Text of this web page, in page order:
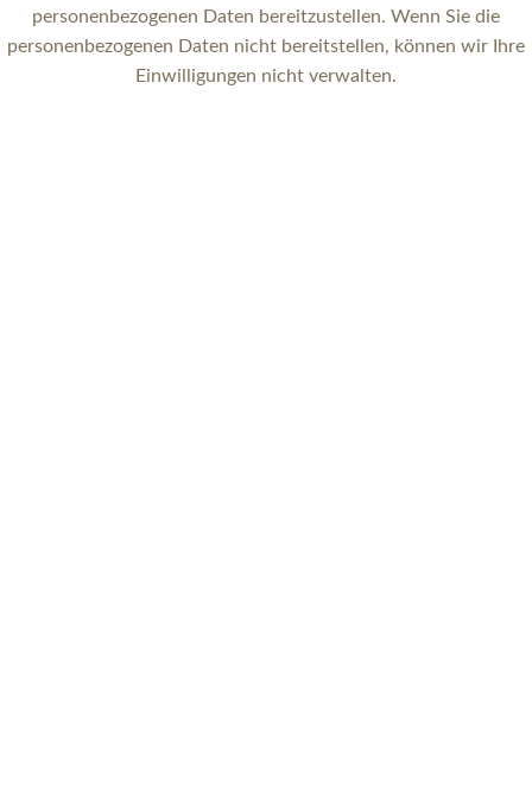
personenbezogenen Daten bereitzustellen. Wenn Sie die
personenbezogenen Daten nicht bereitstellen, können wir Ihre
Einwilligungen nicht verwalten.